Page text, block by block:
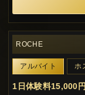
ROCHE
アルバイト ホ
1日体験料15,000